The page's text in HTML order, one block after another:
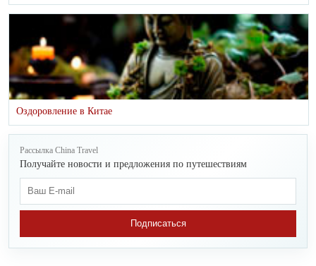
Оздоровление в Китае
Рассылка China Travel
Получайте новости и предложения по путешествиям
Подписаться